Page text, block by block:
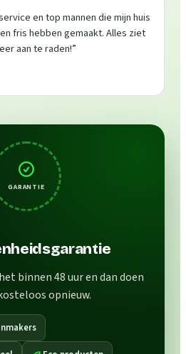
en top mannen die mijn huis
fris hebben gemaakt. Alles ziet
aan te raden!”
GARANTIE
binnen 48 uur en dan doen
opnieuw.